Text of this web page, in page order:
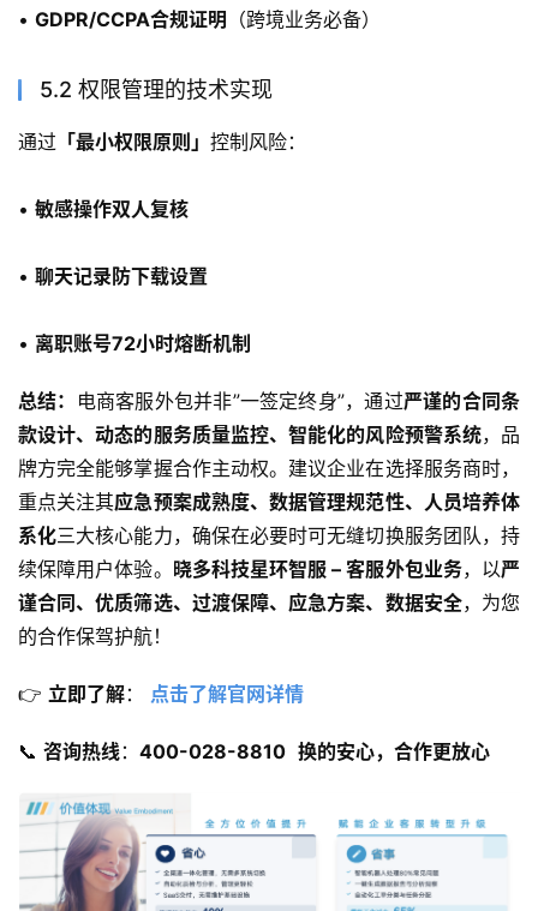
• GDPR/CCPA合规证明 （跨境业务必备）
5.2 权限管理的技术实现
通过 「最小权限原则」 控制风险：
• 敏感操作双人复核
• 聊天记录防下载设置
• 离职账号72小时熔断机制
总结： 电商客服外包并非”一签定终身”，通过严谨的合同条
款设计、动态的服务质量监控、智能化的风险预警系统，品
牌方完全能够掌握合作主动权。建议企业在选择服务商时，
重点关注其应急预案成熟度、数据管理规范性、人员培养体
系化三大核心能力，确保在必要时可无缝切换服务团队，持
续保障用户体验。 晓多科技星环智服 – 客服外包业务，以严
谨合同、优质筛选、过渡保障、应急方案、数据安全，为您
的合作保驾护航！
👉 ​ 立即了解​： 点击了解官网详情
📞 ​ 咨询热线​：​ 400-028-8810 换的安心，合作更放心​